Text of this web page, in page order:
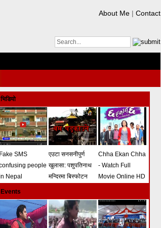
About Me | Contact
भिडियो
Fake SMS
people
Nepal
एउटा सनसनीपुर्ण
खुलासा: पशुपतिनाथ
मन्दिरमा बिस्फोटन
(भिडियो)
Chha Ekan Chha
- Watch Full
Movie Online HD
Events